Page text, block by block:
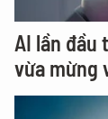
AI lần đầu
vừa mừng